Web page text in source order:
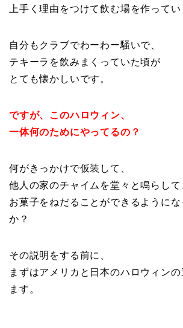
上手く理由をつけて飲む場を作ってい
自分もクラブでわーわー騒いで、
テキーラを飲みまくっていた頃が
とても懐かしいです。
ですが、このハロウィン、
一体何のためにやってるの？
何がきっかけで仮装して、
他人の家のチャイムを堂々と鳴らして
お菓子をねだることができるようにな
か？
その説明をする前に、
まずはアメリカと日本のハロウィン
ます。